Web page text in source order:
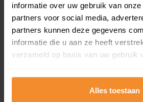
informatie over uw gebruik van
partners voor social media,
partners kunnen deze gegevens
informatie die u aan ze heeft
verzameld op basis van uw gebruik
Alles toestaan
T/m 1945
1946 - 1980
1981 - 2007
2008 of later